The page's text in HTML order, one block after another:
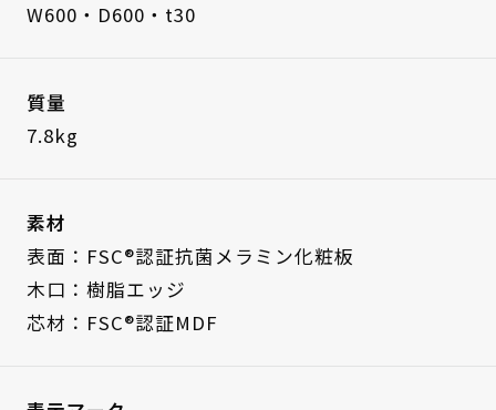
W600・D600・t30
質量
7.8kg
素材
表面：FSC®認証抗菌メラミン化粧板
木口：樹脂エッジ
芯材：FSC®認証MDF